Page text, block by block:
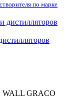
по марке
GRACO